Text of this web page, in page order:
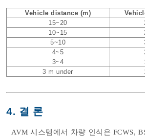
Vehicle distance (m)
15~20
10~15
5~10
4~5
3~4
3 m under
4. 결 론
AVM 시스템에서 차량 인식은 FCWS,